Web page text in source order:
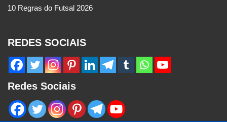
10 Regras do Futsal 2026
REDES SOCIAIS
Redes Sociais